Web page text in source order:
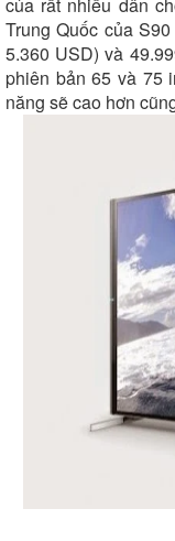
của rất nhiều dân
Trung Quốc của
5.360 USD) và
phiên bản 65 và 75
năng sẽ cao hơn